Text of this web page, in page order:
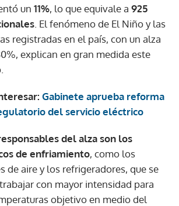
un 11%, lo que equivale a 925
. El fenómeno de El Niño y las
registradas en el país, con un alza
explican en gran medida este
Gabinete aprueba reforma
del servicio eléctrico
del alza son los
de enfriamiento, como los
de aire y los refrigeradores, que se
con mayor intensidad para
objetivo en medio del